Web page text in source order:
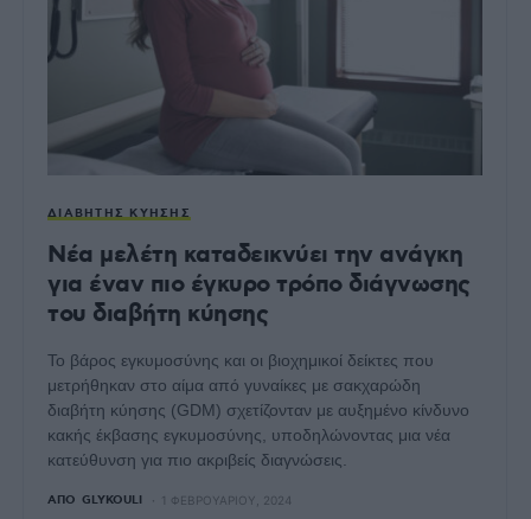
ΔΙΑΒΉΤΗΣ ΚΎΗΣΗΣ
Νέα μελέτη καταδεικνύει την ανάγκη
για έναν πιο έγκυρο τρόπο διάγνωσης
του διαβήτη κύησης
Το βάρος εγκυμοσύνης και οι βιοχημικοί δείκτες που
μετρήθηκαν στο αίμα από γυναίκες με σακχαρώδη
διαβήτη κύησης (GDM) σχετίζονταν με αυξημένο κίνδυνο
κακής έκβασης εγκυμοσύνης, υποδηλώνοντας μια νέα
κατεύθυνση για πιο ακριβείς διαγνώσεις.
ΑΠΌ GLYKOULI 1 ΦΕΒΡΟΥΑΡΊΟΥ, 2024